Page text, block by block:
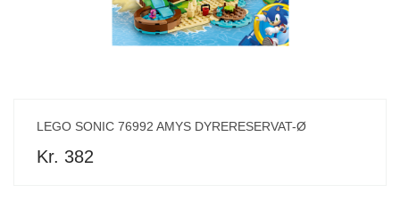
LEGO SONIC 76992 AMYS DYRERESERVAT-Ø
Kr. 382